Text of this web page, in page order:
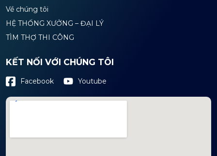
Về chúng tôi
HỆ THỐNG XƯỞNG – ĐẠI LÝ
TÌM THỢ THI CÔNG
KẾT NỐI VỚI CHÚNG TÔI
Facebook Youtube